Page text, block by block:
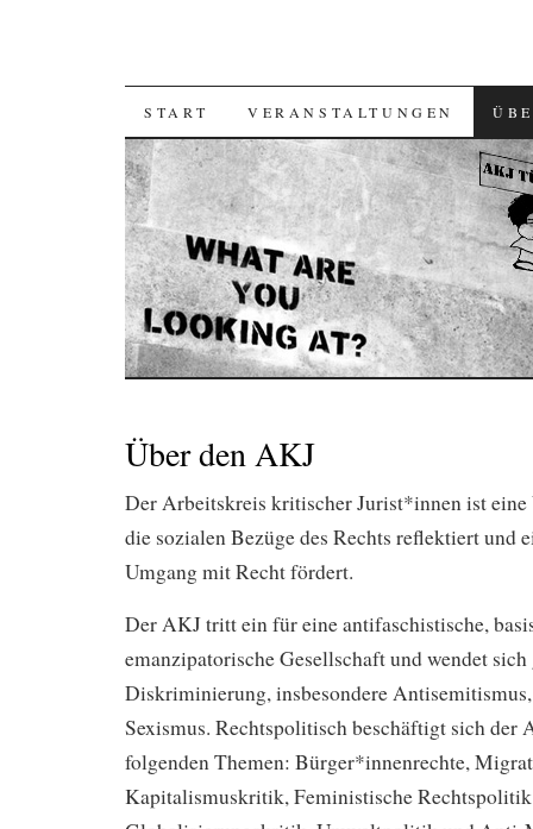
SKIP
TO
CONTENT
START VERANSTALTUNGEN
Über den AKJ
Der Arbeitskreis kritischer Jurist*innen ist
die sozialen Bezüge des Rechts reflektiert und
Umgang mit Recht fördert.
Der AKJ tritt ein für eine antifaschistische,
emanzipatorische Gesellschaft und wendet
Diskriminierung, insbesondere
Sexismus. Rechtspolitisch beschäftigt sich der
folgenden Themen: Bürger*innenrechte,
Kapitalismuskritik, Feministische